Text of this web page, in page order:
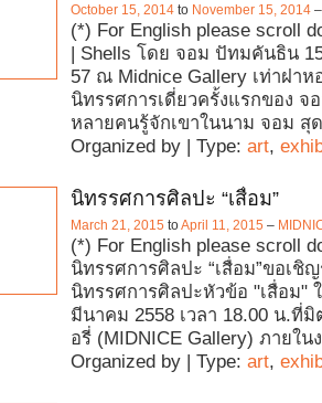
October 15, 2014 to November 15, 2014
(*) For English please scroll
| Shells โดย จอม ปัทมคันธิน
57 ณ Midnice Gallery เท่าฝาห
นิทรรศการเดี่ยวครั้งแรกของ
หลายคนรู้จักเขาในนาม จอม สุ
Organized by | Type: art,
นิทรรศการศิลปะ “เสื่อม”
March 21, 2015 toApril 11, 2015 –
(*) For English please scroll
นิทรรศการศิลปะ “เสื่อม”ขอเชิ
นิทรรศการศิลปะหัวข้อ "เสื่อม"
มีนาคม 2558 เวลา 18.00 น.ที่
อรี่ (MIDNICE Gallery) ภายใน
Organized by | Type: art,